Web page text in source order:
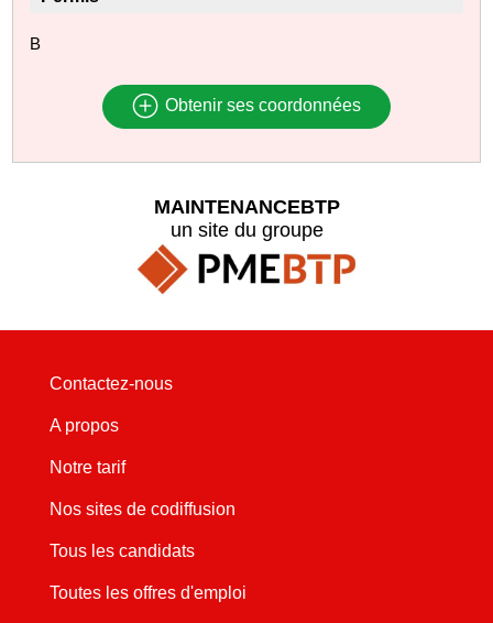
B
Obtenir ses coordonnées
MAINTENANCEBTP
un site du groupe
Contactez-nous
A propos
Notre tarif
Nos sites de codiffusion
Tous les candidats
Toutes les offres d'emploi